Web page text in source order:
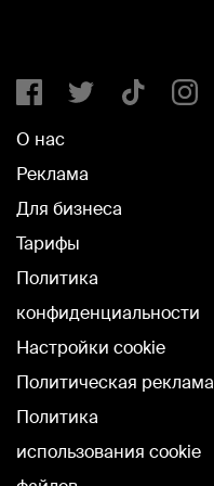
О нас
Реклама
Для бизнеса
Тарифы
Политика
конфиденциальности
Настройки cookie
Политическая реклама
Политика
использования cookie